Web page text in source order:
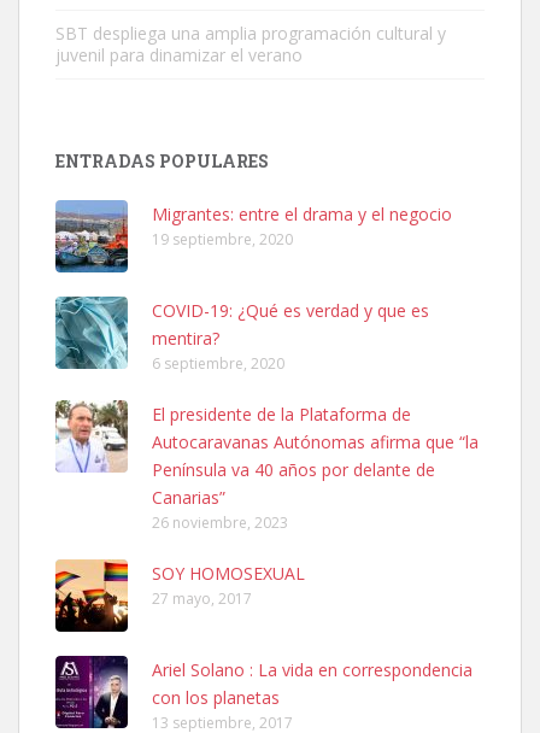
Leales.org » Gran Canaria
SHIBA PERDIDO AVDA JOSE MESA Y LOPEZ
PERRO MACHO RAZA SHIBA CON MICROCHIP PERDIDO HOY
06/07/2025 ZONA MESA Y LOPEZ. ES MUY ASUSTADIZO
Leales.org » Gran Canaria
6.7.2025
Ninfa perdida
El día 5 se los perdió una ninfa papillera, asustada tiene miedo a la
SBT despliega una amplia programación cultural y
juvenil para dinamizar el verano
ENTRADAS POPULARES
Migrantes: entre el drama y el negocio
19 septiembre, 2020
COVID-19: ¿Qué es verdad y que es
mentira?
6 septiembre, 2020
El presidente de la Plataforma de
Autocaravanas Autónomas afirma que “la
Península va 40 años por delante de
Canarias”
26 noviembre, 2023
SOY HOMOSEXUAL
27 mayo, 2017
Ariel Solano : La vida en correspondencia
con los planetas
13 septiembre, 2017